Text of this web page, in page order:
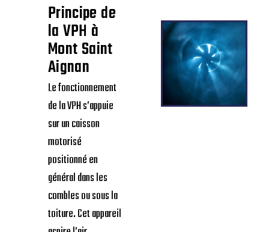
Principe de
la VPH à
Mont Saint
Aignan
Le fonctionnement
de la VPH s’appuie
sur un caisson
motorisé
positionné en
général dans les
combles ou sous la
toiture. Cet appareil